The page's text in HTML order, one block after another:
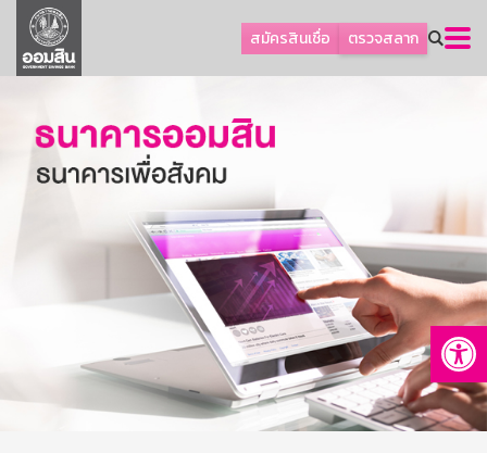
สมัครสินเชื่อ ตรวจสลาก
ลูกค้าธุรกิจ
ลูกค้าผู้ประกอบรายย่อย
ออมเพื่อสุข
เกี่ยวกับธนาคาร
การพัฒนาที่ยั่งยืน
บริการทางการเงิน
ติดต่อเรา
บริการออนไลน์